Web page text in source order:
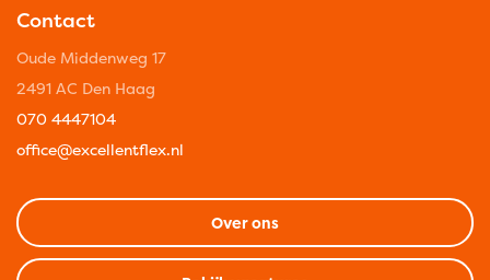
Contact
Oude Middenweg 17
2491 AC Den Haag
070 4447104
office@excellentflex.nl
Over ons